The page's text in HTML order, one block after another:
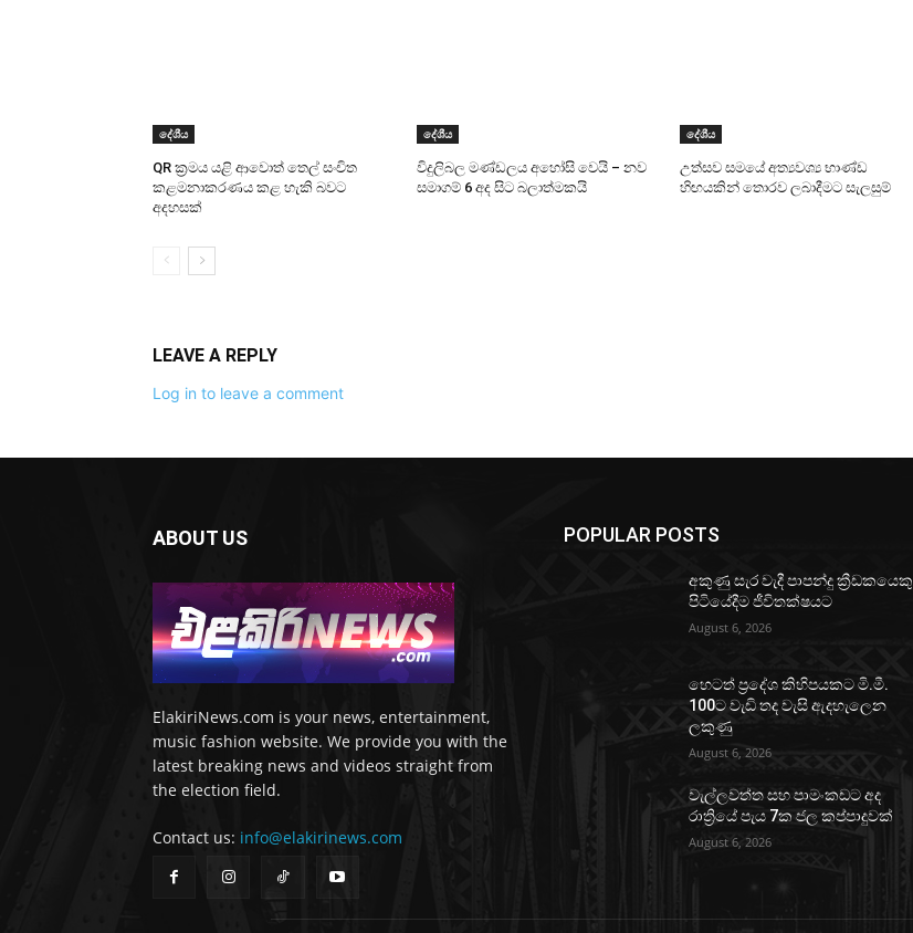
දේශීය
QR ක්‍රමය යළි ආවොත් තෙල් සංචිත
කළමනාකරණය කළ හැකි බවට
අදහසක්
දේශීය
විදුලිබල මණ්ඩලය අහෝසි වෙයි – නව
සමාගම් 6 අද සිට බලාත්මකයි
දේශීය
උත්සව සමයේ අත්‍යවශ්‍ය භාණ්ඩ
හිඟයකින් තොරව ලබාදීමට සැලසුම්
LEAVE A REPLY
Log in to leave a comment
ABOUT US
ElakiriNews.com is your news, entertainment,
music fashion website. We provide you with the
latest breaking news and videos straight from
the election field.
Contact us: info@elakirinews.com
POPULAR POSTS
අකුණු සැර වැදී පාපන්දු ක්‍රීඩකයෙකු
පිටියේදීම ජීවිතක්ෂයට
August 6, 2026
හෙටත් ප්‍රදේශ කිහිපයකට මි.මී.
100ට වැඩි තද වැසි ඇදහැලෙන
ලකුණු
August 6, 2026
වැල්ලවත්ත සහ පාමංකඩට අද
රාත්‍රියේ පැය 7ක ජල කප්පාදුවක්
August 6, 2026